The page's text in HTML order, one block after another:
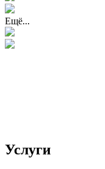
Ещё...
Услуги